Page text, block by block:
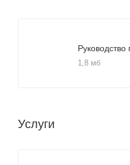
Руководство
1,8 мб
Услуги